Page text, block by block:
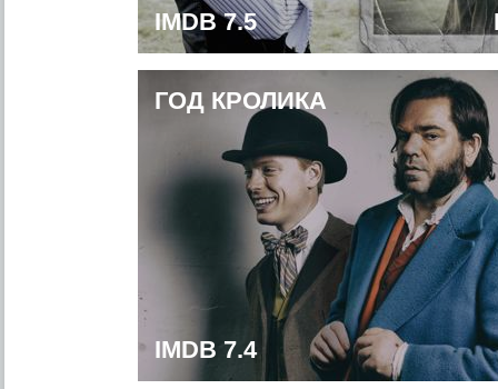
IMDB 7.5
ГОД КРОЛИКА
IMDB 7.4